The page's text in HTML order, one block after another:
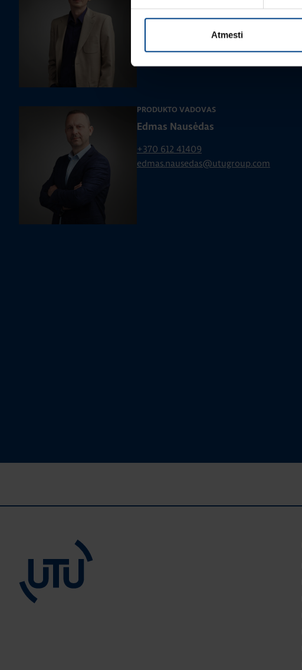
Atmesti
+370 603 23732
PRODUKTO VADOVAS
Edmas Nausėdas
+370 612 41409
edmas.nausedas@utugroup.com